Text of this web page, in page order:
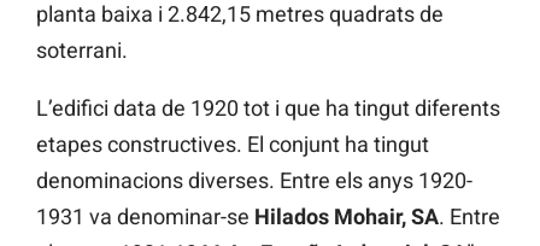
planta baixa i 2.842,15 metres quadrats de
soterrani.
L’edifici data de 1920 tot i que ha tingut diferents
etapes constructives. El conjunt ha tingut
denominacions diverses. Entre els anys 1920-
1931 va denominar-se Hilados Mohair, SA. Entre